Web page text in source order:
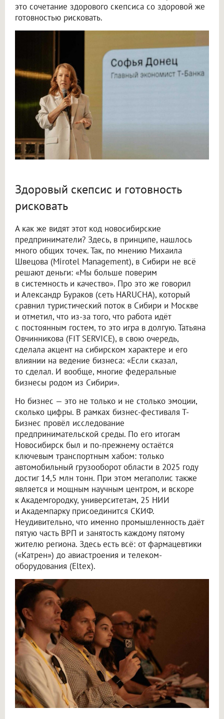
это сочетание здорового скепсиса со здоровой же
готовностью рисковать.
Здоровый скепсис и готовность
рисковать
А как же видят этот код новосибирские
предприниматели? Здесь, в принципе, нашлось
много общих точек. Так, по мнению Михаила
Швецова (Mirotel Management), в Сибири не всё
решают деньги: «Мы больше поверим
в системность и качество». Про это же говорил
и Александр Бураков (сеть HARUCHA), который
сравнил туристический поток в Сибири и Москве
и отметил, что из-за того, что работа идёт
с постоянным гостем, то это игра в долгую. Татьяна
Овчинникова (FIT SERVICE), в свою очередь,
сделала акцент на сибирском характере и его
влиянии на ведение бизнеса: «Если сказал,
то сделал. И вообще, многие федеральные
бизнесы родом из Сибири».
Но бизнес — это не только и не столько эмоции,
сколько цифры. В рамках бизнес-фестиваля Т-
Бизнес провёл исследование
предпринимательской среды. По его итогам
Новосибирск был и по-прежнему остаётся
ключевым транспортным хабом: только
автомобильный грузооборот области в 2025 году
достиг 14,5 млн тонн. При этом мегаполис также
является и мощным научным центром, и вскоре
к Академгородку, университетам, 25 НИИ
и Академпарку присоединится СКИФ.
Неудивительно, что именно промышленность даёт
пятую часть ВРП и занятость каждому пятому
жителю региона. Здесь есть всё: от фармацевтики
(«Катрен») до авиастроения и телеком-
оборудования (Eltex).